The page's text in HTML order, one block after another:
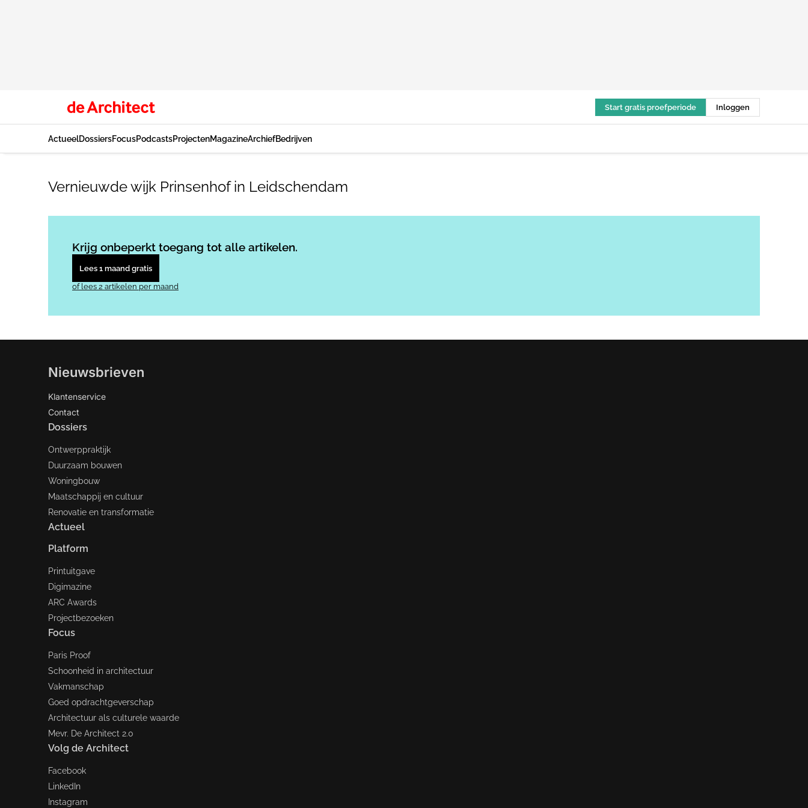
Start gratis proefperiode Inloggen
ActueelDossiersFocusPodcastsProjectenMagazineArchiefBedrijven
Vernieuwde wijk Prinsenhof in Leidschendam
Krijg onbeperkt toegang tot alle artikelen.
Lees 1 maand gratis
of lees 2 artikelen per maand
Nieuwsbrieven
Klantenservice
Contact
Dossiers
Ontwerppraktijk
Duurzaam bouwen
Woningbouw
Maatschappij en cultuur
Renovatie en transformatie
Actueel
Platform
Printuitgave
Digimazine
ARC Awards
Projectbezoeken
Focus
Paris Proof
Schoonheid in architectuur
Vakmanschap
Goed opdrachtgeverschap
Architectuur als culturele waarde
Mevr. De Architect 2.0
Volg de Architect
Facebook
LinkedIn
Instagram